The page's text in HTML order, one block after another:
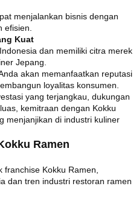
menjalankan bisnis dengan
efisien.
Kuat
dan memiliki citra merek
Jepang.
akan memanfaatkan reputasi
loyalitas konsumen.
yang terjangkau, dukungan
kemitraan dengan Kokku
menjanjikan di industri kuliner
Ramen
Kokku Ramen,
dan tren industri restoran ramen